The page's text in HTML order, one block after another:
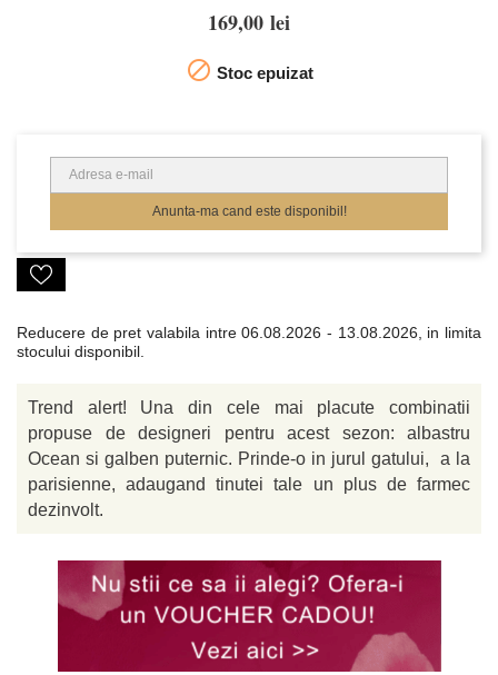
169,00 lei
 Stoc epuizat
Anunta-ma cand este disponibil!
Reducere de pret valabila intre06.08.2026 - 13.08.2026, in limita
stocului disponibil.
Trend alert! Una din cele mai placute combinatii
propuse de designeri pentru acest sezon: albastru
Ocean si galben puternic. Prinde-o in jurul gatului, a la
parisienne, adaugand tinutei tale un plus de farmec
dezinvolt.